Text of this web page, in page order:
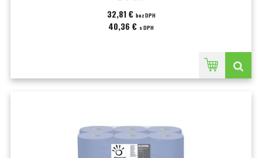
32,81 € bez DPH
40,36 € s DPH